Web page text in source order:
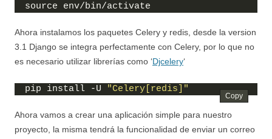
source env/bin/activate
Ahora instalamos los paquetes Celery y redis, desde la version
3.1 Django se integra perfectamente con Celery, por lo que no
es necesario utilizar librerías como ‘Djcelery‘
pip install -U "Celery[redis]"
Ahora vamos a crear una aplicación simple para nuestro
proyecto, la misma tendrá la funcionalidad de enviar un correo